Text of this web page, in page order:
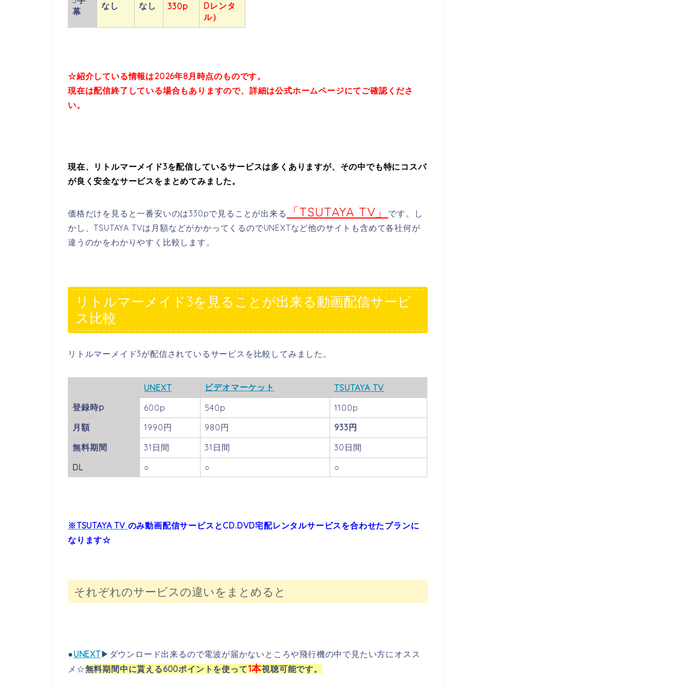
幕
なし なし 330p
Dレンタ
ル）
☆紹介している情報は2026年8月時点のものです。
現在は配信終了している場合も ありますので、詳細は公式ホームページにてご確認くださ
い。
現在、リトルマーメイド3を配信しているサービスは多くありますが、その中でも特にコスパ
が良く安全なサービスをまとめてみました。
価格だけを見ると一番安いのは330pで見ることが出来る 「TSUTAYA TV」
です。し
かし、TSUTAYA TVは月額などがかかってくるのでUNEXTなど他のサイトも含めて各社何が
違うのかをわかりやすく比較します。
リトルマーメイド3を見ることが出来る動画配信サービ
ス比較
リトルマーメイド3が配信されているサービスを比較してみました。
UNEXT ビデオマーケット
TSUTAYA TV
登録時p
600p 540p
1100p
月額
1990円 980円
933円
無料期間
31日間 31日間
30日間
DL
○ ○ ○
※TSUTAYA TV のみ動画配信サービスとCD.DVD宅配レンタルサービスを合わせたプランに
なります☆
それぞれのサービスの違いをまとめると
●UNEXT▶ダウンロード出来るので電波が届かないところや飛行機の中で見たい方にオスス
メ☆無料期間中に貰える600ポイントを使って1本視聴可能です。